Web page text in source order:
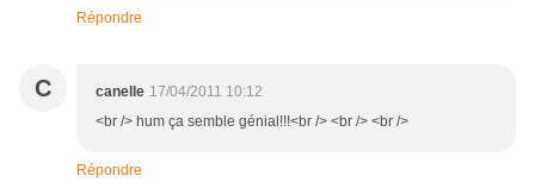
Répondre
C canelle 17/04/2011 10:12
<br /> hum ça semble génial!!!<br /> <br /> <br />
Répondre